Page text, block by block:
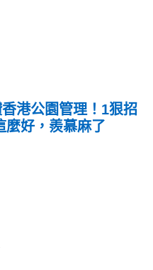
港公園管理！1狠招
麼好，羨慕麻了